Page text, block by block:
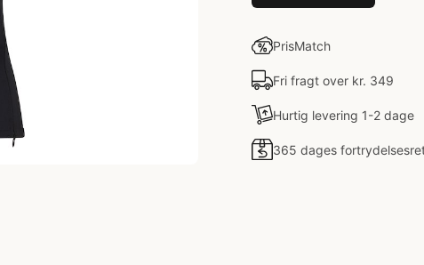
PrisMatch
Fri fragt over kr. 349
Hurtig levering 1-2 dage
365 dages